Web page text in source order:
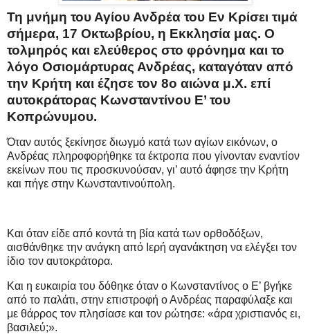
Τη μνήμη του Αγίου Ανδρέα του Εν Κρίσει τιμά
σήμερα, 17 Οκτωβρίου, η Εκκλησία μας. Ο
τολμηρός και ελεύθερος στο φρόνημα και το
λόγο Οσιομάρτυρας Ανδρέας, καταγόταν από
την Κρήτη και έζησε τον 8ο αιώνα μ.Χ. επί
αυτοκράτορας Κωνσταντίνου Ε’ του
Κοπρώνυμου.
Όταν αυτός ξεκίνησε διωγμό κατά των αγίων εικόνων, ο
Ανδρέας πληροφορήθηκε τα έκτροπα που γίνονταν εναντίον
εκείνων που τις προσκυνούσαν, γι’ αυτό άφησε την Κρήτη
και πήγε στην Κωνσταντινούπολη.
Και όταν είδε από κοντά τη βία κατά των ορθοδόξων,
αισθάνθηκε την ανάγκη από Ιερή αγανάκτηση να ελέγξει τον
ίδιο τον αυτοκράτορα.
Και η ευκαιρία του δόθηκε όταν ο Κωνσταντίνος ο Ε’ βγήκε
από το παλάτι, στην επιστροφή ο Ανδρέας παραφύλαξε και
με θάρρος τον πλησίασε και τον ρώτησε: «άρα χριστιανός ει,
βασιλεύ;».